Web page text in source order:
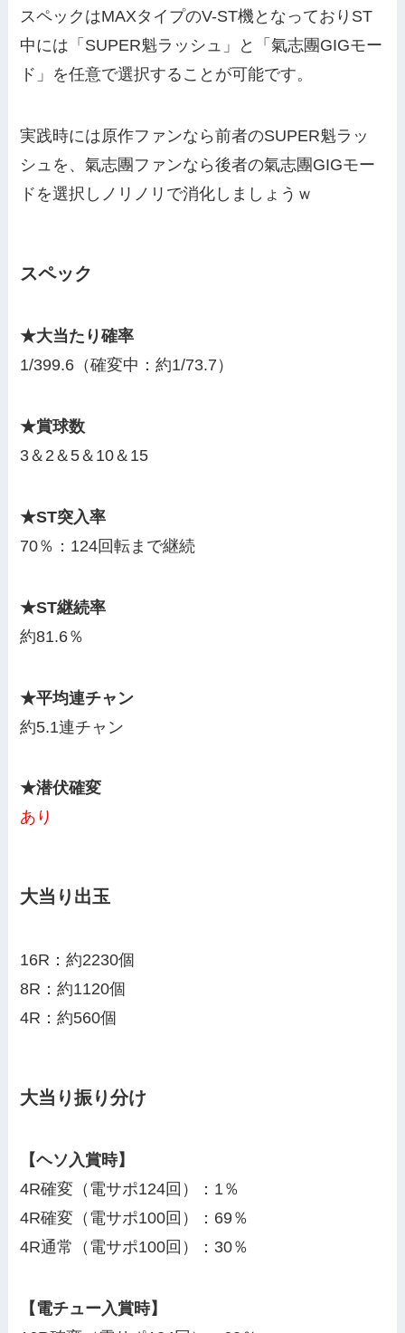
スペックはMAXタイプのV-ST機となっておりST
中には「SUPER魁ラッシュ」と「氣志團GIGモー
ド」を任意で選択することが可能です。
実践時には原作ファンなら前者のSUPER魁ラッ
シュを、氣志團ファンなら後者の氣志團GIGモー
ドを選択しノリノリで消化しましょうｗ
スペック
★大当たり確率
1/399.6（確変中：約1/73.7）
★賞球数
3＆2＆5＆10＆15
★ST突入率
70％：124回転まで継続
★ST継続率
約81.6％
★平均連チャン
約5.1連チャン
★潜伏確変
あり
大当り出玉
16R：約2230個
8R：約1120個
4R：約560個
大当り振り分け
【ヘソ入賞時】
4R確変（電サポ124回）：1％
4R確変（電サポ100回）：69％
4R通常（電サポ100回）：30％
【電チュー入賞時】